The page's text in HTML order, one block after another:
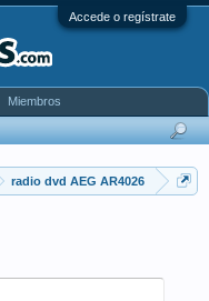
Accede o regístrate
radio dvd AEG AR4026
Miembros